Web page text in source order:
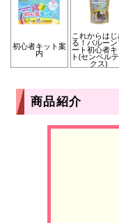
初心者キット案
内
これからは
る！バルーン
ート初心者キ
ト(センペル
クス)
商品紹介